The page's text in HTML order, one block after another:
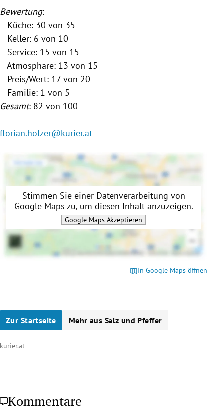
Bewertung:
Küche: 30 von 35
Keller: 6 von 10
Service: 15 von 15
Atmosphäre: 13 von 15
Preis/Wert: 17 von 20
Familie: 1 von 5
Gesamt: 82 von 100
florian.holzer@kurier.at
In Google Maps öffnen
Stimmen Sie einer Datenverarbeitung von
Google Maps zu, um diesen Inhalt anzuzeigen.
Google Maps Akzeptieren
Zur Startseite Mehr aus Salz und Pfeffer
kurier.at
Kommentare